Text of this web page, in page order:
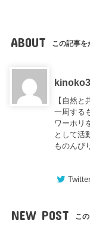
ABOUT この記事を
【自然
一周する
ワーホリ
として活
ものんび
Twitter
NEW POST こ